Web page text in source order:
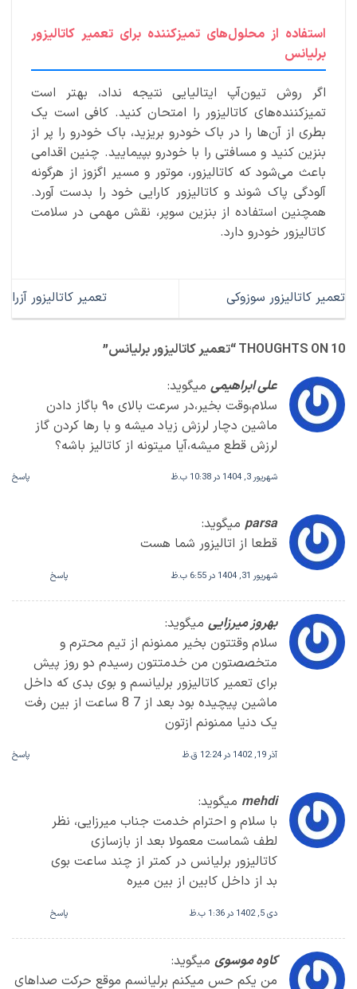
استفاده از محلول‌های تمیزکننده برای تعمیر کاتالیزور
برلیانس
اگر روش تیون‌آپ ایتالیایی نتیجه نداد، بهتر است
تمیزکننده‌های کاتالیزور را امتحان کنید. کافی است یک
بطری از آن‌ها را در باک خودرو بریزید، باک خودرو را پر از
بنزین کنید و مسافتی را با خودرو بپیمایید. چنین اقدامی
باعث می‌‌شود که کاتالیزور، موتور و مسیر اگزوز از هرگونه
آلودگی پاک شوند و کاتالیزور کارایی خود را بدست آورد.
همچنین استفاده از بنزین سوپر، نقش مهمی در سلامت
کاتالیزور خودرو دارد.
تعمیر کاتالیزور سوزوکی تعمیر کاتالیزور آزرا
10 THOUGHTS ON “ تعمیر کاتالیزور برلیانس”
علی ابراهیمی میگوید:
سلام،وقت بخیر،در سرعت بالای ۹۰ باگاز دادن
ماشین دچار لرزش زیاد میشه و با رها کردن گاز
لرزش قطع میشه،آیا میتونه از کاتالیز باشه؟
شهریور 3, 1404 در 10:38 ب.ظ پاسخ
parsa میگوید:
قطعا از اتالیزور شما هست
شهریور 31, 1404 در 6:55 ب.ظ پاسخ
بهروز میرزایی میگوید:
سلام وقتتون بخیر ممنونم از تیم محترم و
متخصصتون من خدمتتون رسیدم دو روز پیش
برای تعمیر کاتالیزور برلیانسم و بوی بدی که داخل
ماشین پیچیده بود بعد از 7 8 ساعت از بین رفت
یک دنیا ممنونم ازتون
آذر 19, 1402 در 12:24 ق.ظ پاسخ
mehdi میگوید:
با سلام و احترام خدمت جناب میرزایی، نظر
لطف شماست معمولا بعد از بازسازی
کاتالیزور برلیانس در کمتر از چند ساعت بوی
بد از داخل کابین از بین میره
دی 5, 1402 در 1:36 ب.ظ پاسخ
کاوه موسوی میگوید:
من یکم حس میکنم برلیانسم موقع حرکت صداهای